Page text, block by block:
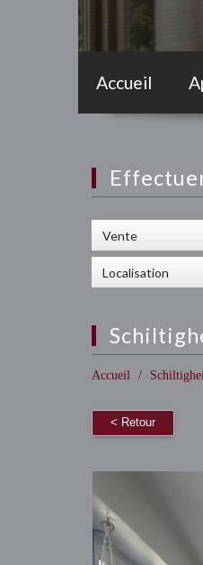
Accueil
Vente
Localisation
Accueil
< Retour